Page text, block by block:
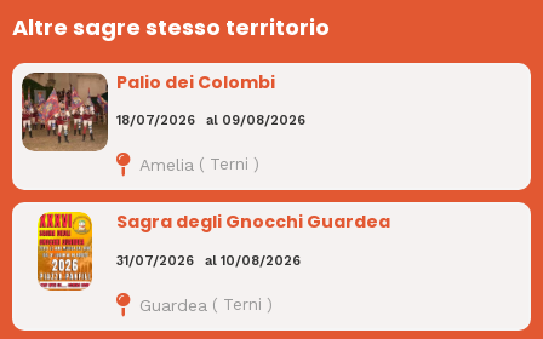
Altre sagre stesso territorio
Palio dei Colombi
18/07/2026 al 09/08/2026
Amelia ( Terni )
Sagra degli Gnocchi Guardea
31/07/2026 al 10/08/2026
Guardea ( Terni )